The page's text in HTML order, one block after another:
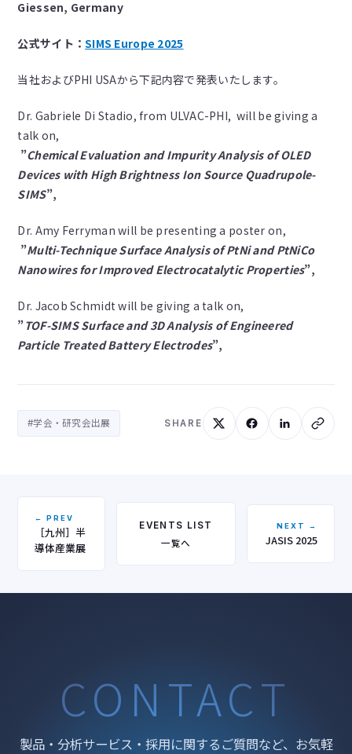
Giessen, Germany
公式サイト：SIMS Europe 2025
当社およびPHI USAから下記内容で発表いたします。
Dr. Gabriele Di Stadio, from ULVAC-PHI, will be giving a
talk on,
”Chemical Evaluation and Impurity Analysis of OLED
Devices with High Brightness Ion Source Quadrupole-
SIMS”,
Dr. Amy Ferryman will be presenting a poster on,
”Multi-Technique Surface Analysis of PtNi and PtNiCo
Nanowires for Improved Electrocatalytic Properties”,
Dr. Jacob Schmidt will be giving a talk on,
”TOF-SIMS Surface and 3D Analysis of Engineered
Particle Treated Battery Electrodes”,
#学会・研究会出展 SHARE
← PREV
［九州］半
導体産業展
EVENTS LIST
一覧へ
NEXT →
JASIS 2025
CONTACT
製品・分析サービス・採用に関するご質問など、お気軽